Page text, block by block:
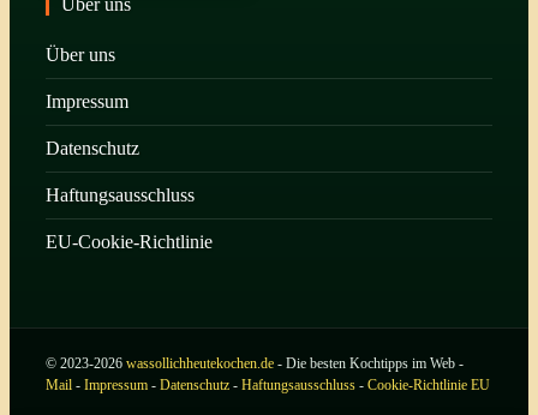
Über uns
Impressum
Datenschutz
Haftungsausschluss
EU-Cookie-Richtlinie
© 2023-2026 wassollichheutekochen.de - Die besten Kochtipps im Web -
Mail - Impressum - Datenschutz - Haftungsausschluss - Cookie-Richtlinie EU